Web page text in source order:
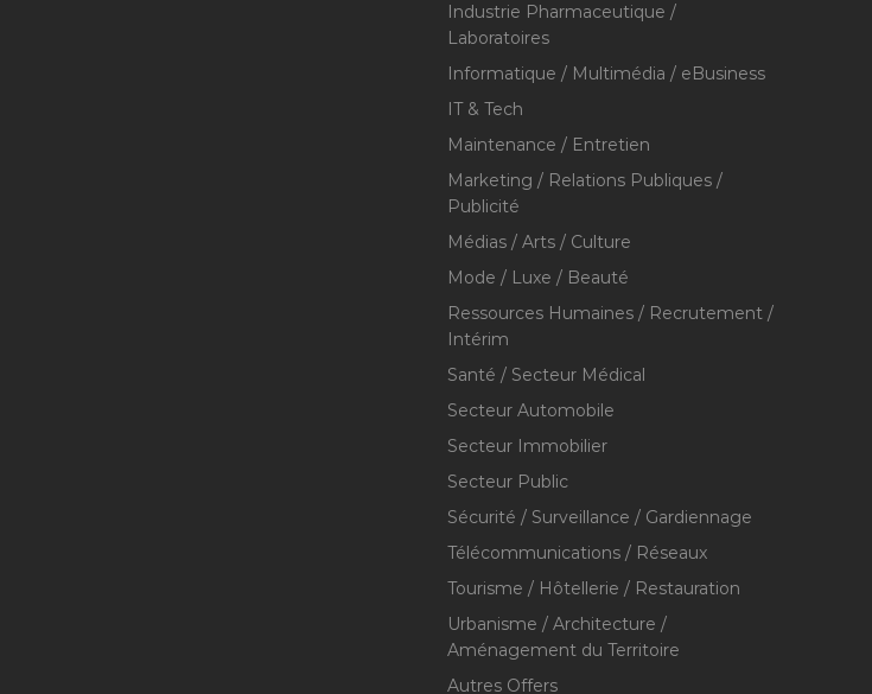
Industrie Pharmaceutique /
Laboratoires
Informatique / Multimédia / eBusiness
IT & Tech
Maintenance / Entretien
Marketing / Relations Publiques /
Publicité
Médias / Arts / Culture
Mode / Luxe / Beauté
Ressources Humaines / Recrutement /
Intérim
Santé / Secteur Médical
Secteur Automobile
Secteur Immobilier
Secteur Public
Sécurité / Surveillance / Gardiennage
Télécommunications / Réseaux
Tourisme / Hôtellerie / Restauration
Urbanisme / Architecture /
Aménagement du Territoire
Autres Offers